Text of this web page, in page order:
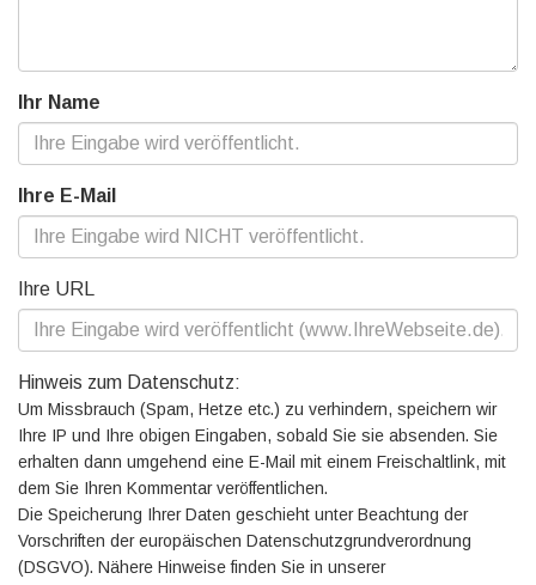
Ihr Name
Ihre E-Mail
Ihre URL
Hinweis zum Datenschutz:
Um Missbrauch (Spam, Hetze etc.) zu verhindern, speichern wir
Ihre IP und Ihre obigen Eingaben, sobald Sie sie absenden. Sie
erhalten dann umgehend eine E-Mail mit einem Freischaltlink, mit
dem Sie Ihren Kommentar veröffentlichen.
Die Speicherung Ihrer Daten geschieht unter Beachtung der
Vorschriften der europäischen Datenschutzgrundverordnung
(DSGVO). Nähere Hinweise finden Sie in unserer